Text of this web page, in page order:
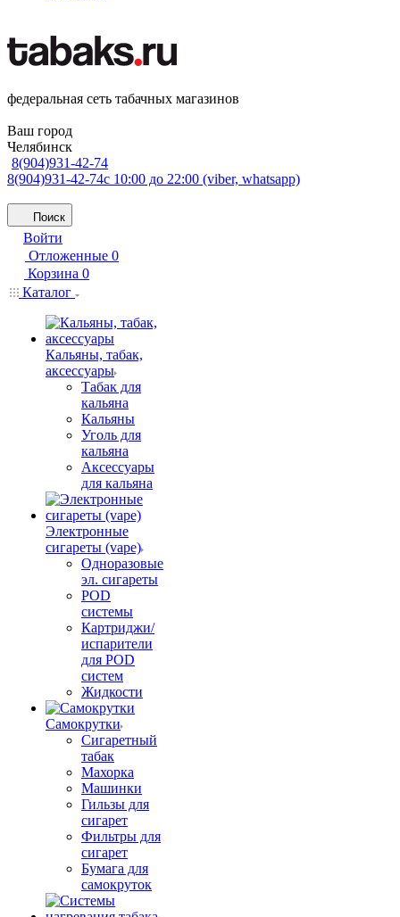
федеральная сеть табачных магазинов
Ваш город
Челябинск
8(904)931-42-74
8(904)931-42-74с 10:00 до 22:00 (viber, whatsapp)
Поиск
Войти
Отложенные 0
Корзина 0
Каталог
Кальяны, табак,
аксессуары
Табак для
кальяна
Кальяны
Уголь для
кальяна
Аксессуары
для кальяна
Электронные
сигареты (vape)
Одноразовые
эл. сигареты
POD
системы
Картриджи/
испарители
для POD
систем
Жидкости
Самокрутки
Сигаретный
табак
Махорка
Машинки
Гильзы для
сигарет
Фильтры для
сигарет
Бумага для
самокруток